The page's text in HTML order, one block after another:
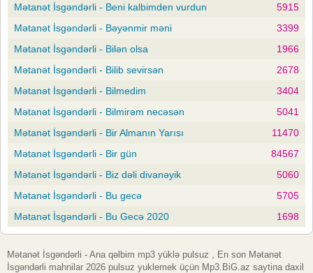
Mətanət İsgəndərli - Beni kalbimden vurdun
5915
Mətanət İsgəndərli - Bəyənmir məni
3399
Mətanət İsgəndərli - Bilən olsa
1966
Mətanət İsgəndərli - Bilib sevirsən
2678
Mətanət İsgəndərli - Bilmedim
3404
Mətanət İsgəndərli - Bilmirəm necəsən
5041
Mətanət İsgəndərli - Bir Almanın Yarısı
11470
Mətanət İsgəndərli - Bir gün
84567
Mətanət İsgəndərli - Biz dəli divanəyik
5060
Mətanət İsgəndərli - Bu gecə
5705
Mətanət İsgəndərli - Bu Gecə 2020
1698
Mətanət İsgəndərli - Ana qəlbim mp3 yüklə pulsuz , En son Mətanət
İsgəndərli mahnilar 2026 pulsuz yuklemek üçün Mp3.BiG.az saytina daxil